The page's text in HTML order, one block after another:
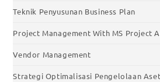
Teknik Penyusunan Business Plan
Project Management With MS Project
Vendor Management
Strategi Optimalisasi Pengelolaan